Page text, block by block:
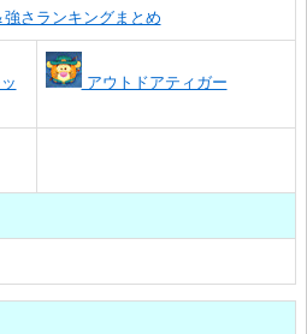
さランキングまとめ
アウトドアティガー